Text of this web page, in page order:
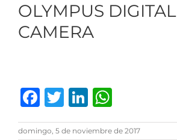
OLYMPUS DIGITAL
CAMERA
Facebook
TwitterLinkedIn
domingo, 5 de noviembre de 2017